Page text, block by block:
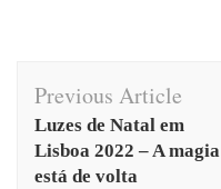
Post
Navigation
Previous Article
Luzes de Natal em
Lisboa 2022 – A magia
está de volta